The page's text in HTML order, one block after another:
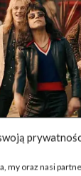
my oraz nasi